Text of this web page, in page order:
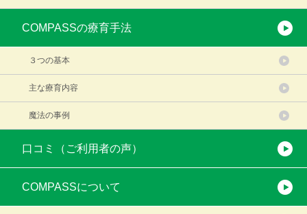
COMPASSの療育手法
３つの基本
主な療育内容
魔法の事例
口コミ（ご利用者の声）
COMPASSについて